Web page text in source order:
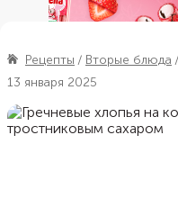
Рецепты Вторые блюда
13 января 2025